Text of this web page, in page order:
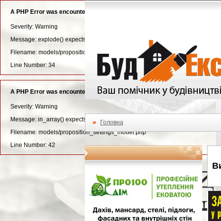
A PHP Error was encountered
Severity: Warning
Message: explode() expects parameter 3 to be long, string given
Filename: models/proposition_settings_model.php
Line Number: 34
A PHP Error was encountered
Severity: Warning
Message: in_array() expects parameter 2 to be array, null given
Filename: models/proposition_settings_model.php
Line Number: 42
Головна